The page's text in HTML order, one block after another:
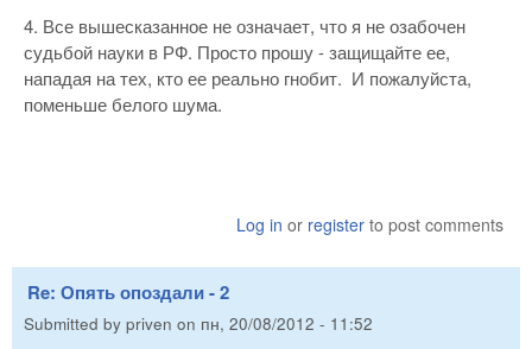
4. Все вышесказанное не означает, что я не озабочен
судьбой науки в РФ. Просто прошу - защищайте ее,
нападая на тех, кто ее реально гнобит. И пожалуйста,
поменьше белого шума.
Log in or register to post comments
Re: Опять опоздали - 2
Submitted by priven on пн, 20/08/2012 - 11:52